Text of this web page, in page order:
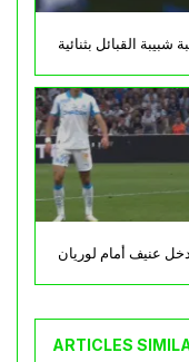
القبائل بثنائية
عنيف أمام لوريان
ARTICLES